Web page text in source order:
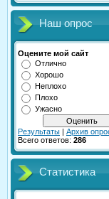
Наш опрос
Оцените мой сайт
Отлично
Хорошо
Неплохо
Плохо
Ужасно
Результаты | Архив
Всего ответов: 286
Статистика